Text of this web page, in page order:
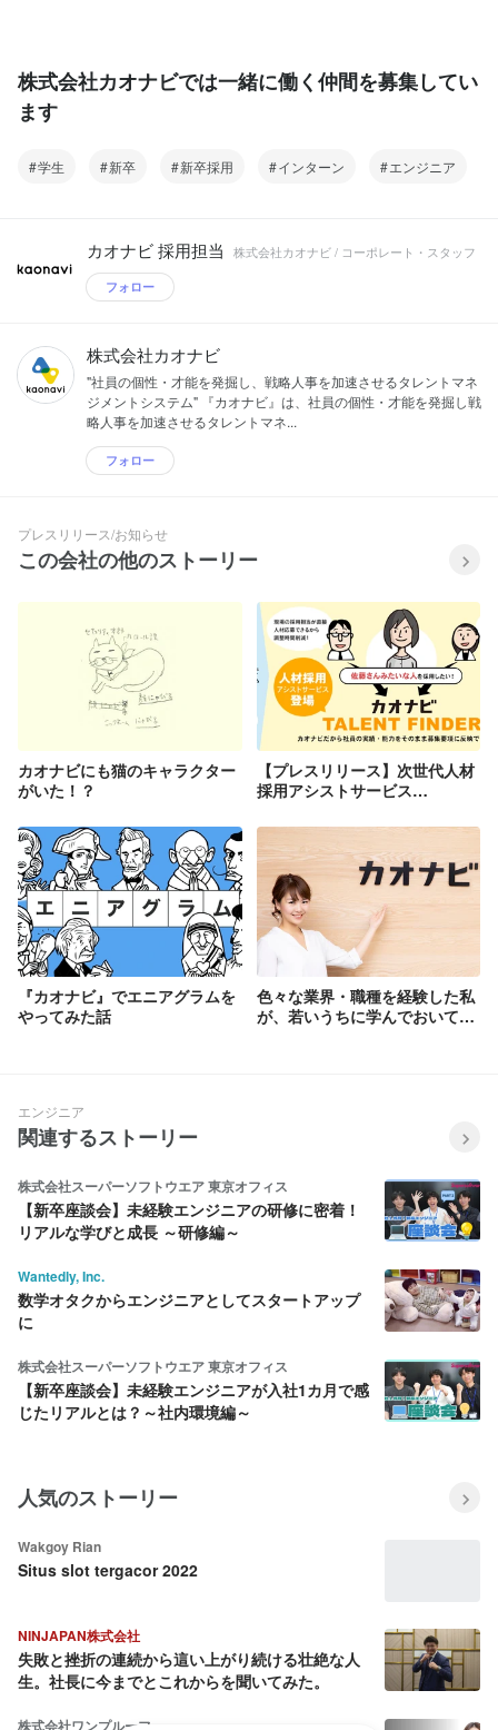
株式会社カオナビでは一緒に働く仲間を募集してい
ます
学生 新卒 新卒採用 インターン エンジニア
カオナビ 採用担当 株式会社カオナビ / コーポレート・スタッフ
フォロー
株式会社カオナビ
"社員の個性・才能を発掘し、戦略人事を加速させるタレントマネ
ジメントシステム" 『カオナビ』は、社員の個性・才能を発掘し戦
略人事を加速させるタレントマネ...
フォロー
プレスリリース/お知らせ
この会社の他のストーリー
カオナビにも猫のキャラクター
がいた！？
【プレスリリース】次世代人材
採用アシストサービス
クルートキャリア「リクナビ
HRTech 転職スカウト」と連携
し8月23日（木）よりサービス
開始。
『カオナビ』でエニアグラムを
やってみた話
色々な業界・職種を経験した私
が、若いうちに学んでおいて本
エンジニア
関連するストーリー
株式会社スーパーソフトウエア 東京オフィス
【新卒座談会】未経験エンジニアの研修に密着！
リアルな学びと成長 ～研修編～
Wantedly, Inc.
数学オタクからエンジニアとしてスタートアップ
に
株式会社スーパーソフトウエア 東京オフィス
【新卒座談会】未経験エンジニアが入社1カ月で感
じたリアルとは？～社内環境編～
人気のストーリー
Wakgoy Rian
Situs slot tergacor 2022
NINJAPAN株式会社
失敗と挫折の連続から這い上がり続ける壮絶な人
生。社長に今までとこれからを聞いてみた。
株式会社ワンプルーフ